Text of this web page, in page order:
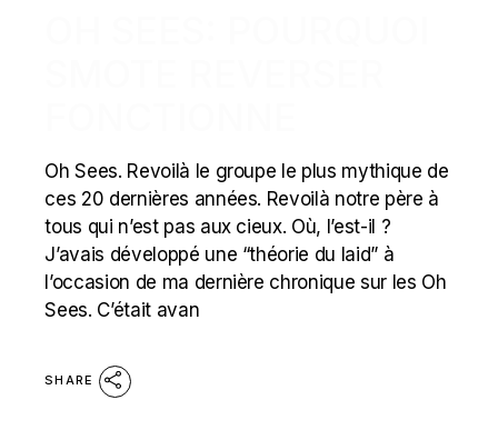
Oh Sees. Revoilà le groupe le plus mythique de
ces 20 dernières années. Revoilà notre père à
tous qui n’est pas aux cieux. Où, l’est-il ?
J’avais développé une “théorie du laid” à
l’occasion de ma dernière chronique sur les Oh
Sees. C’était avan
SHARE